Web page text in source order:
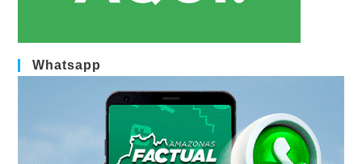
Whatsapp